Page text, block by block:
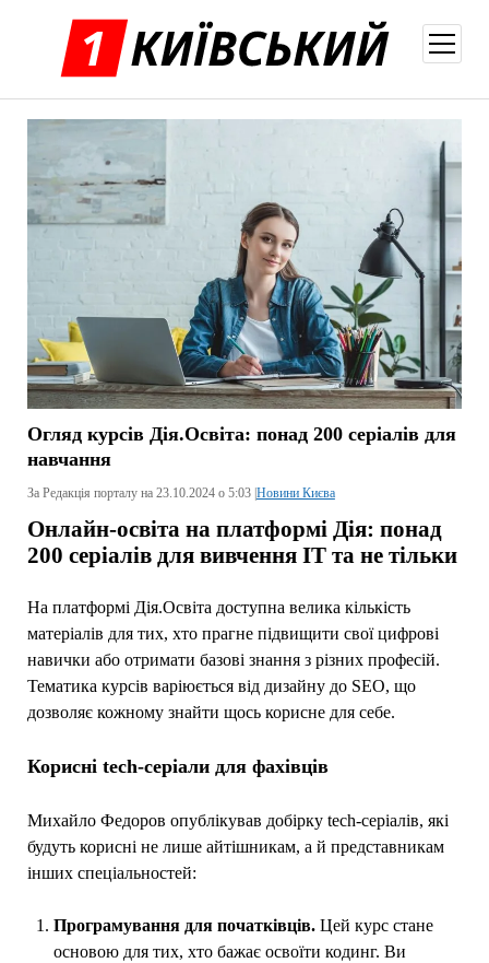
меню
Огляд курсів Дія.Освіта: понад 200 серіалів для
навчання
За Редакція порталу на 23.10.2024 о 5:03 | Новини Києва
Онлайн-освіта на платформі Дія: понад
200 серіалів для вивчення ІТ та не тільки
На платформі Дія.Освіта доступна велика кількість
матеріалів для тих, хто прагне підвищити свої цифрові
навички або отримати базові знання з різних професій.
Тематика курсів варіюється від дизайну до SEO, що
дозволяє кожному знайти щось корисне для себе.
Корисні tech-серіали для фахівців
Михайло Федоров опублікував добірку tech-серіалів, які
будуть корисні не лише айтішникам, а й представникам
інших спеціальностей:
Програмування для початківців.Цей курс стане
основою для тих, хто бажає освоїти кодинг. Ви